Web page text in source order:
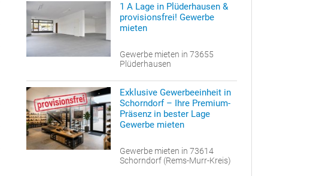
1 A Lage in Plüderhausen &
provisionsfrei! Gewerbe
mieten
Gewerbe mieten in 73655
Plüderhausen
Exklusive Gewerbeeinheit in
Schorndorf – Ihre Premium-
Präsenz in bester Lage
Gewerbe mieten
Gewerbe mieten in 73614
Schorndorf (Rems-Murr-Kreis)